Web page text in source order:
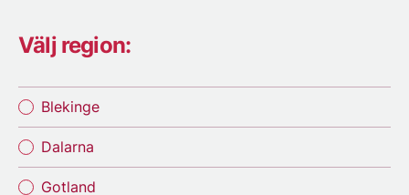
Välj region:
Blekinge
Dalarna
Gotland